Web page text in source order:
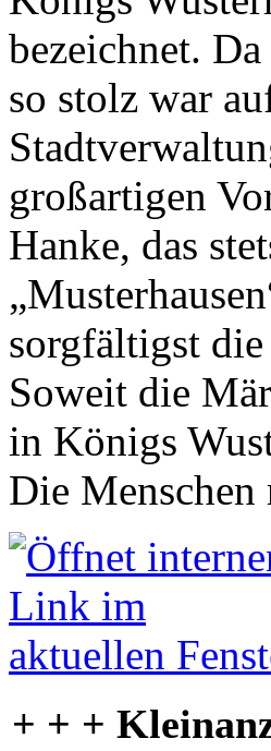
bezeichnet.
so stolz war
großartigen
Hanke, das
sorgfältigst
Soweit die
in Königs
Die
+ + +